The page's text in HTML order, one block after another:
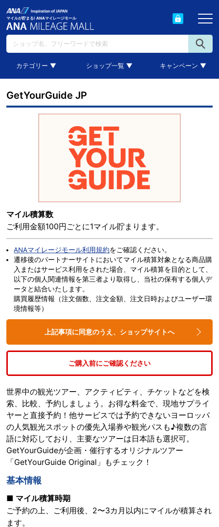
マイルが貯まる! ANAマイレージモール
カテゴリー ▼ ショップ一覧 ▼ キャンペーン ▼
GetYourGuide JP
マイル積算数
ご利用金額100円ごとに1マイル貯まります。
ANAマイレージモール利用規約をご確認ください。
遷移後のパートナーサイトにおいてマイル積算対象となる商品購
入またはサービス利用をされた場合、マイル積算を目的として、
以下の個人関連情報を第三者より取得し、当社の保有する個人デ
ータと結合いたします。
購買履歴情報（注文個数、注文金額、注文日時およびユーザー環
境情報等）
上記事項に同意のうえ、ショップサイトへ
ご購入前にご確認ください
世界中の観光ツアー、アクティビティ、チケットなどを検
索、比較、予約しましょう。お得な料金で、現地サプライ
ヤーと直接予約！他サービスでは予約できないヨーロッパ
の人気観光スポットの優先入場券や観光パスも♪複数の言
語に対応しており、主要なツアーは日本語も選択可。
GetYourGuideが企画・催行するオリジナルツアー
「GetYourGuide Original」もチェック！
基本情報
■ マイル積算時期
ご予約の上、ご利用後、2〜3カ月以内にマイルが積算され
ます。